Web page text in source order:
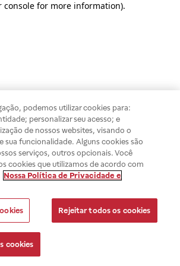
console for more information).
podemos utilizar cookies para:
personalizar seu acesso; e
de nossos websites, visando o
sua funcionalidade. Alguns cookies são
serviços, outros opcionais. Você
cookies que utilizamos de acordo com
Nossa Política de Privacidade e
Rejeitar todos os cookies
cookies